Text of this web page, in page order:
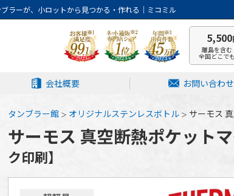
ラーが、小ロットから見つかる・作れる｜ミコミル
5,500
離島を含む
全国どこでも
会社概要 お問い合わせ
タンブラー館 オリジナルステンレスボトル サーモス
サーモス 真空断熱ポケット
ク印刷】